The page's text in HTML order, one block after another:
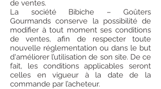
de ventes.
La société Bibiche – Goûters
Gourmands conserve la possibilité de
modifier à tout moment ses conditions
de ventes, afin de respecter toute
nouvelle réglementation ou dans le but
d'améliorer l’utilisation de son site. De ce
fait, les conditions applicables seront
celles en vigueur à la date de la
commande par l’acheteur.